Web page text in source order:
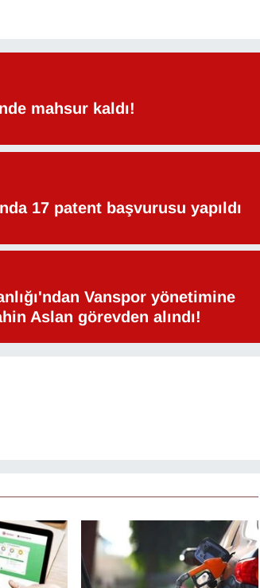
mahsur kaldı!
17 patent başvurusu yapıldı
Vanspor yönetimine
Aslan görevden alındı!